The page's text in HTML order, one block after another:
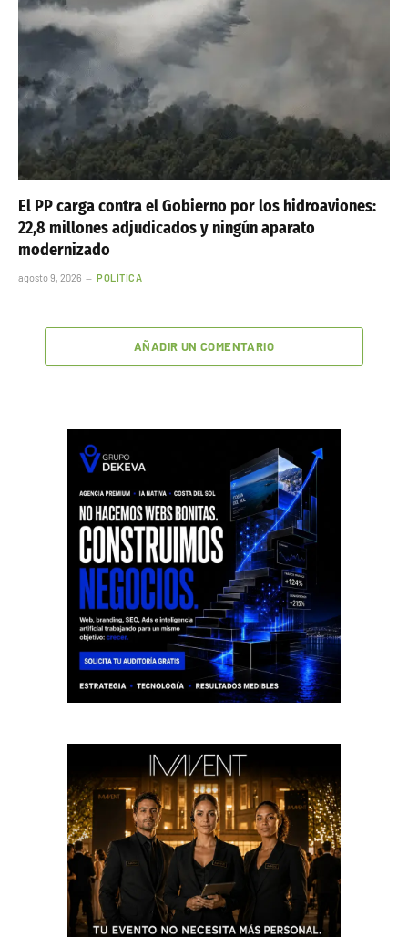
Alerta en la Costa del Sol: más del 90 % de los
jabalíes analizados presenta patógenos
El abandono de las canchas de Marina d’Or indigna a
vecinos: «El deporte aleja a los jóvenes de la calle»
agosto 9, 2026 OROPESA DEL MAR
El PP carga contra el Gobierno por los hidroaviones:
22,8 millones adjudicados y ningún aparato
modernizado